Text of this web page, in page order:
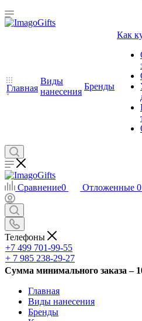
Главная
Виды
нанесения
Бренды
Как
Сравнение0 Отложенные 0
Телефоны
+7 499 701-99-55
+ 7 985 238-29-27
Сумма минимального заказа –
Главная
Виды нанесения
Бренды